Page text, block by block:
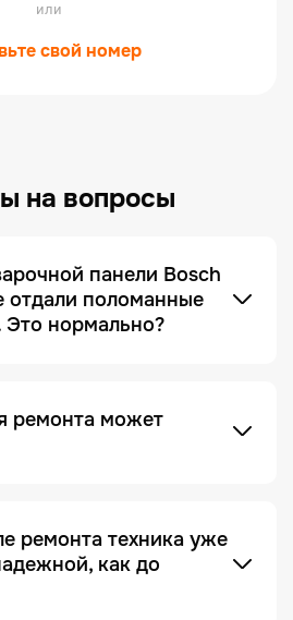
или
свой номер
на вопросы
панели Bosch
отдали поломанные
нормально?
и увидеть, что
устройством.
ремонта может
этапе диагностики, когда
не явно. Чтобы ее
техника должна
ремонта техника уже
как до